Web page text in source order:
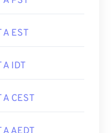
A EST
A IDT
A CEST